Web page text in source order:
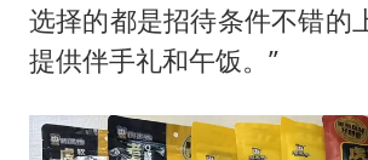
选择的都是招待条件不错的
提供伴手礼和午饭。”